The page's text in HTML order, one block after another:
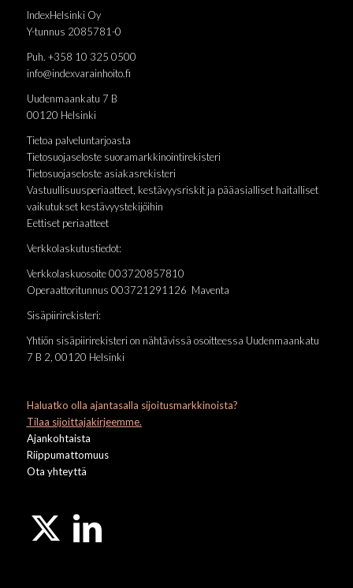
IndexHelsinki Oy
Y-tunnus 2085781-0
Puh. +358 10 325 0500
info@indexvarainhoito.fi
Uudenmaankatu 7 B
00120 Helsinki
Tietoa palveluntarjoasta
Tietosuojaseloste suoramarkkinointirekisteri
Tietosuojaseloste asiakasrekisteri
Vastuullisuusperiaatteet, kestävyysriskit ja pääasialliset haitalliset
vaikutukset kestävyystekijöihin
Eettiset periaatteet
Verkkolaskutustiedot:
Verkkolaskuosoite 003720857810
Operaattoritunnus 003721291126 Maventa
Sisäpiirirekisteri:
Yhtiön sisäpiirirekisteri on nähtävissä osoitteessa Uudenmaankatu
7 B 2, 00120 Helsinki
Haluatko olla ajantasalla sijoitusmarkkinoista?
Tilaa sijoittajakirjeemme.
Ajankohtaista
Riippumattomuus
Ota yhteyttä